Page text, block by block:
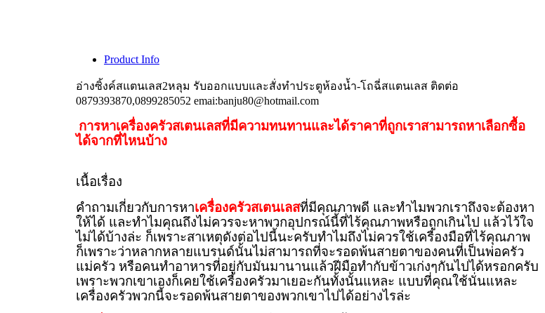
Product Info
อ่างซิ้งค์สแตนเลส2หลุม รับออกแบบและสั่งทำประตูห้องน้ำ-โถฉี่สแตนเลส ติดต่อ
0879393870,0899285052 emai:banju80@hotmail.com
การหาเครื่องครัวสเตนเลสที่มีความทนทานและได้ราคาที่ถูกเราสามารถหาเลือกซื้อ
ได้จากที่ไหนบ้าง
เนื้อเรื่อง
คำถามเกี่ยวกับการหาเครื่องครัวสเตนเลสที่มีคุณภาพดี และทำไมพวกเราถึงจะต้องหา
ให้ได้ และทำไมคุณถึงไม่ควรจะหาพวกอุปกรณ์นี้ที่ไร้คุณภาพหรือถูกเกินไป แล้วไว้ใจ
ไม่ได้บ้างล่ะ ก็เพราะสาเหตุดังต่อไปนี้นะครับทำไมถึงไม่ควรใช้เครื่องมือที่ไร้คุณภาพ
ก็เพราะว่าหลากหลายแบรนด์นั้นไม่สามารถที่จะรอดพ้นสายตาของคนที่เป็นพ่อครัว
แม่ครัว หรือคนทำอาหารที่อยู่กับมันมานานแล้วฝีมือทำกับข้าวเก่งๆกันไปได้หรอกครับ
เพราะพวกเขาเองก็เคยใช้เครื่องครัวมาเยอะกันทั้งนั้นแหละ แบบที่คุณใช้นั่นแหละ
เครื่องครัวพวกนี้จะรอดพ้นสายตาของพวกเขาไปได้อย่างไรล่ะ